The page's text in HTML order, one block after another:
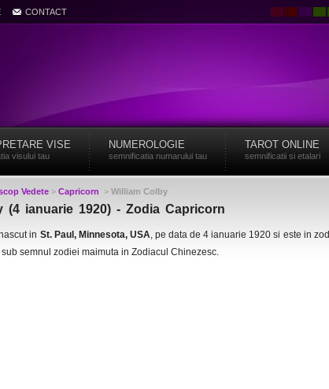
CONTACT
VISE
visului tau
NUMEROLOGIE
semnificatia numarului tau
TAROT ONLINE
semnificatii si etalari
Vedete > Capricorn > William Colby
(4 ianuarie 1920) - Zodia Capricorn
in St. Paul, Minnesota, USA, pe data de 4 ianuarie 1920 si este in
semnul zodiei maimuta in Zodiacul Chinezesc.